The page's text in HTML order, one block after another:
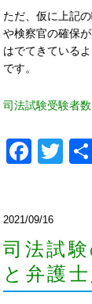
ただ、仮に上記
や検察官の確保
はでてきている
です。
司法試験受験者
2021/09/16
司法試
と弁護